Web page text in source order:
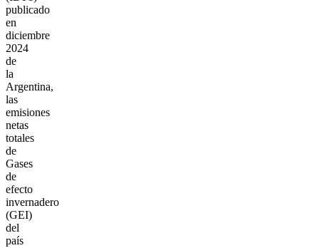
publicado
en
diciembre
2024
de
la
Argentina,
las
emisiones
netas
totales
de
Gases
de
efecto
invernadero
(GEI)
del
país